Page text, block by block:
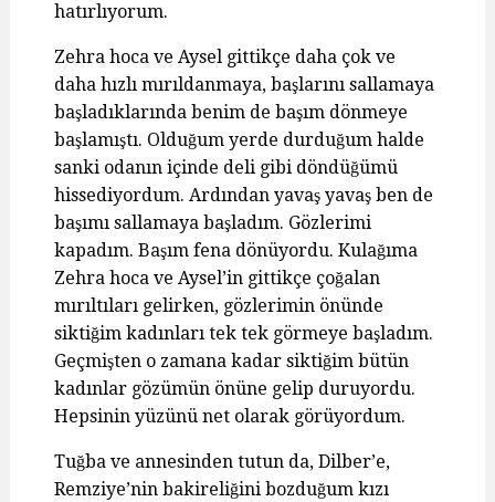
hatırlıyorum.
Zehra hoca ve Aysel gittikçe daha çok ve
daha hızlı mırıldanmaya, başlarını sallamaya
başladıklarında benim de başım dönmeye
başlamıştı. Olduğum yerde durduğum halde
sanki odanın içinde deli gibi döndüğümü
hissediyordum. Ardından yavaş yavaş ben de
başımı sallamaya başladım. Gözlerimi
kapadım. Başım fena dönüyordu. Kulağıma
Zehra hoca ve Aysel’in gittikçe çoğalan
mırıltıları gelirken, gözlerimin önünde
siktiğim kadınları tek tek görmeye başladım.
Geçmişten o zamana kadar siktiğim bütün
kadınlar gözümün önüne gelip duruyordu.
Hepsinin yüzünü net olarak görüyordum.
Tuğba ve annesinden tutun da, Dilber’e,
Remziye’nin bakireliğini bozduğum kızı